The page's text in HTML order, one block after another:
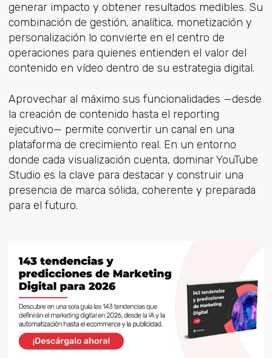
generar impacto y obtener resultados medibles. Su
combinación de gestión, analítica, monetización y
personalización lo convierte en el centro de
operaciones para quienes entienden el valor del
contenido en vídeo dentro de su estrategia digital.
Aprovechar al máximo sus funcionalidades —desde
la creación de contenido hasta el reporting
ejecutivo— permite convertir un canal en una
plataforma de crecimiento real. En un entorno
donde cada visualización cuenta, dominar YouTube
Studio es la clave para destacar y construir una
presencia de marca sólida, coherente y preparada
para el futuro.